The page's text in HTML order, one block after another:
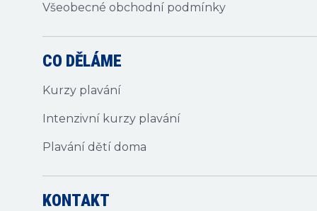
Všeobecné obchodní podmínky
CO DĚLÁME
Kurzy plavání
Intenzivní kurzy plavání
Plavání dětí doma
KONTAKT